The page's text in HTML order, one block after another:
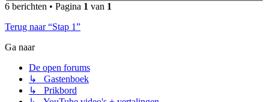
6 berichten • Pagina 1 van 1
Terug naar “Stap 1”
Ga naar
De open forums
↳ Gastenboek
↳ Prikbord